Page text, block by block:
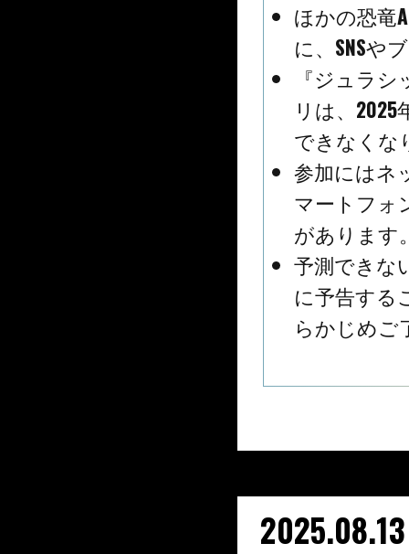
ほかの恐竜
に、SNSや
『ジュラ
リは、
できなくな
参加にはネ
マートフォ
があります
予測できな
に予告する
らかじめご
2025.08.13